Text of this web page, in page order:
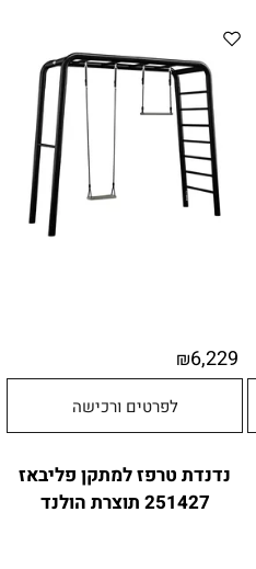
₪6,229
לפרטים ורכישה
נדנדת טרפז למתקן פליבאז
251427 תוצרת הולנד